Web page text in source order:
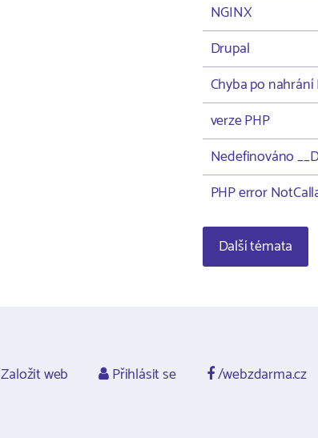
NGINX
Drupal
Chyba po nahrání
verze PHP
Nedefinováno
PHP error
Další témata
Založit web Přihlásit se /webzdarma.cz